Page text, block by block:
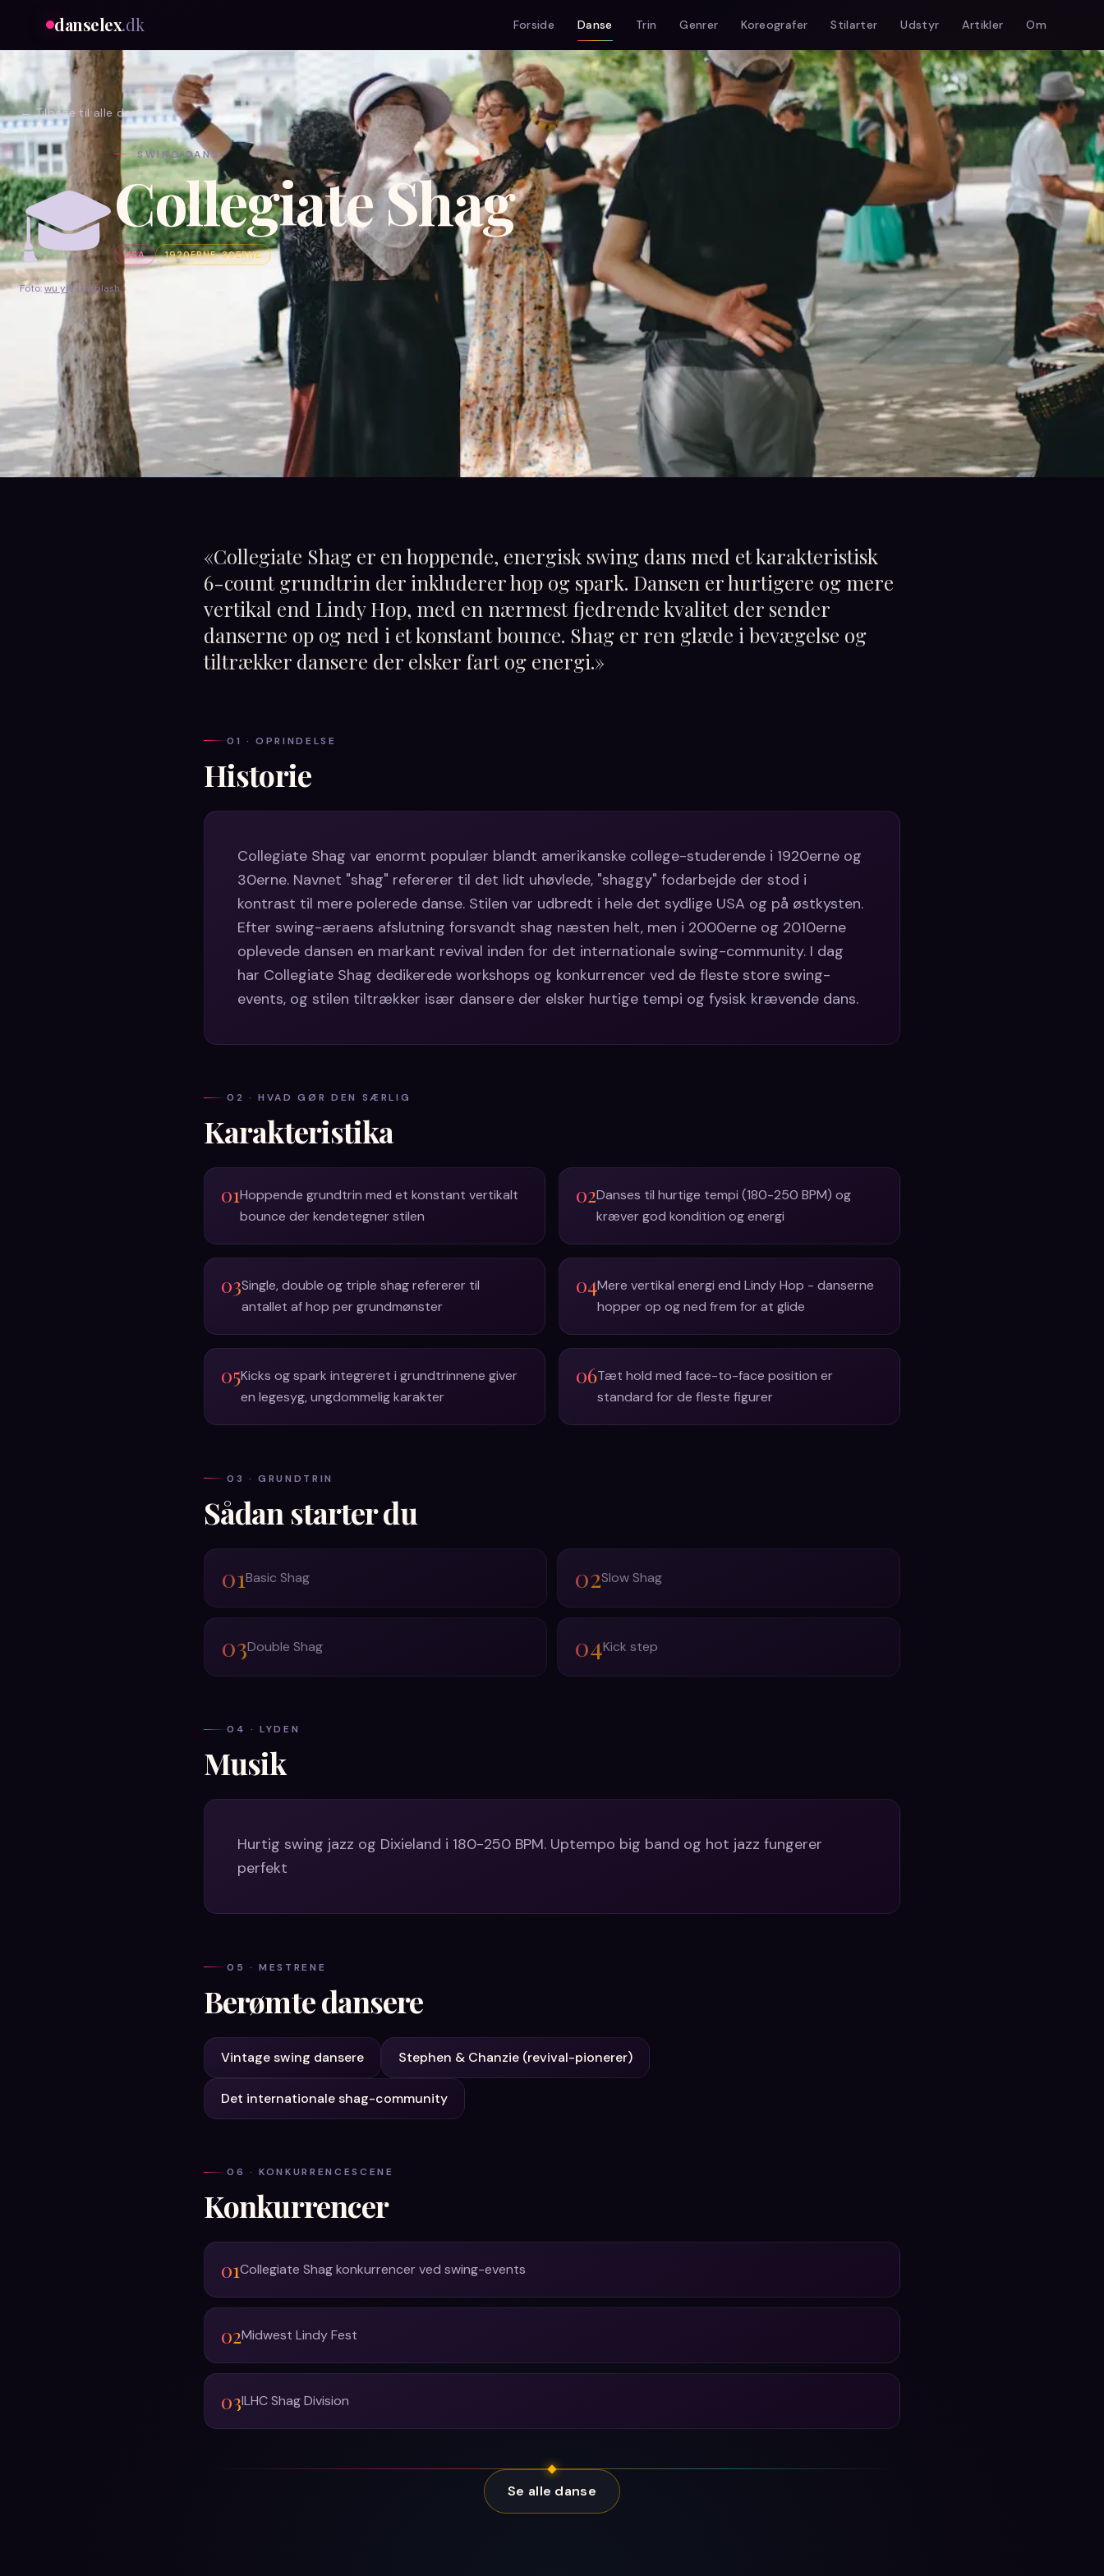
danselex.dk Forside Danse Trin Genrer Koreografer Stilarter Udstyr Artikler Om
← Tilbage til alle danse
🎓
SWINGDANS
Collegiate Shag
USA 1920ERNE-30ERNE
Foto:wu yi / Unsplash
«Collegiate Shag er en hoppende, energisk swing dans med et karakteristisk
6-count grundtrin der inkluderer hop og spark. Dansen er hurtigere og mere
vertikal end Lindy Hop, med en nærmest fjedrende kvalitet der sender
danserne op og ned i et konstant bounce. Shag er ren glæde i bevægelse og
tiltrækker dansere der elsker fart og energi.»
01 · OPRINDELSE
Historie
Collegiate Shag var enormt populær blandt amerikanske college-studerende i 1920erne og
30erne. Navnet "shag" refererer til det lidt uhøvlede, "shaggy" fodarbejde der stod i
kontrast til mere polerede danse. Stilen var udbredt i hele det sydlige USA og på østkysten.
Efter swing-æraens afslutning forsvandt shag næsten helt, men i 2000erne og 2010erne
oplevede dansen en markant revival inden for det internationale swing-community. I dag
har Collegiate Shag dedikerede workshops og konkurrencer ved de fleste store swing-
events, og stilen tiltrækker især dansere der elsker hurtige tempi og fysisk krævende dans.
02 · HVAD GØR DEN SÆRLIG
Karakteristika
01Hoppende grundtrin med et konstant vertikalt
bounce der kendetegner stilen
02Danses til hurtige tempi (180-250 BPM) og
kræver god kondition og energi
03Single, double og triple shag refererer til
antallet af hop per grundmønster
04Mere vertikal energi end Lindy Hop - danserne
hopper op og ned frem for at glide
05Kicks og spark integreret i grundtrinnene giver
en legesyg, ungdommelig karakter
06Tæt hold med face-to-face position er
standard for de fleste figurer
03 · GRUNDTRIN
Sådan starter du
01Basic Shag 02Slow Shag
03Double Shag 04Kick step
04 · LYDEN
Musik
Hurtig swing jazz og Dixieland i 180-250 BPM. Uptempo big band og hot jazz fungerer
perfekt
05 · MESTRENE
Berømte dansere
Vintage swing dansere Stephen & Chanzie (revival-pionerer)
Det internationale shag-community
06 · KONKURRENCESCENE
Konkurrencer
01Collegiate Shag konkurrencer ved swing-events
02Midwest Lindy Fest
03ILHC Shag Division
Se alle danse